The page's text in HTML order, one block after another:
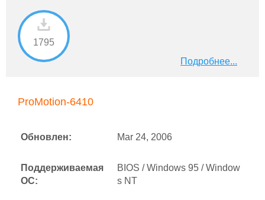
1795
Подробнее...
ProMotion-6410
Обновлен: Mar 24, 2006
Поддерживаемая
ОС:
BIOS / Windows 95 / Window
s NT